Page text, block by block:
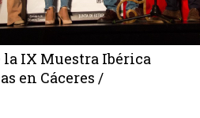
IX Muestra Ibérica
en Cáceres /